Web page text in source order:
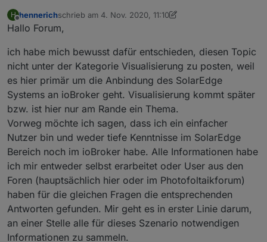
H
Offline
hennerichschrieb am 4. Nov. 2020, 11:10
zuletzt editiert von hennerich11. Apr. 2020, 14:08
Hallo Forum,
ich habe mich bewusst dafür entschieden, diesen Topic
nicht unter der Kategorie Visualisierung zu posten, weil
es hier primär um die Anbindung des SolarEdge
Systems an ioBroker geht. Visualisierung kommt später
bzw. ist hier nur am Rande ein Thema.
Vorweg möchte ich sagen, dass ich ein einfacher
Nutzer bin und weder tiefe Kenntnisse im SolarEdge
Bereich noch im ioBroker habe. Alle Informationen habe
ich mir entweder selbst erarbeitet oder User aus den
Foren (hauptsächlich hier oder im Photofoltaikforum)
haben für die gleichen Fragen die entsprechenden
Antworten gefunden. Mir geht es in erster Linie darum,
an einer Stelle alle für dieses Szenario notwendigen
Informationen zu sammeln.